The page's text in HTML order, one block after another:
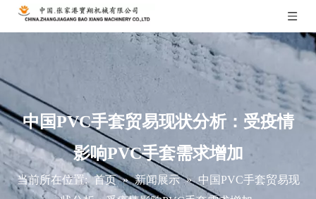
中国PVC手套贸易现状分析：受疫情
影响PVC手套需求增加
当前所在位置: 首页 » 新闻展示 » 中国PVC手套贸易现